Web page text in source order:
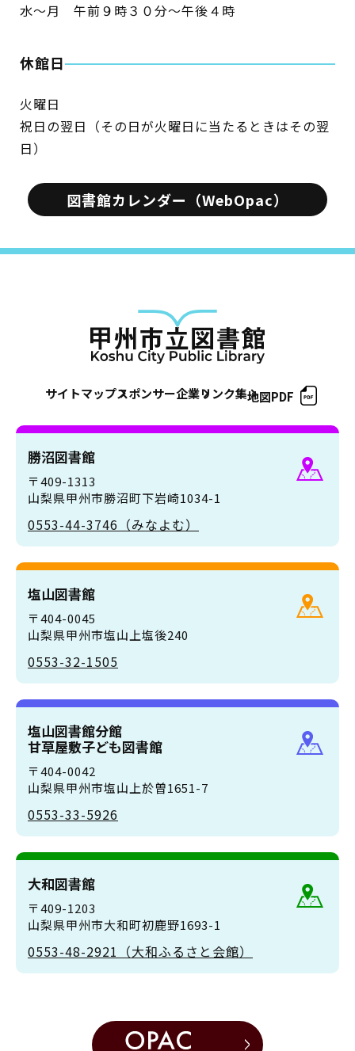
水～月 午前９時３０分～午後４時
休館日
火曜日
祝日の翌日（その日が火曜日に当たるときはその翌
日）
図書館カレンダー（WebOpac）
サイトマップスポンサー企業リンク集地図PDF
勝沼図書館
〒409-1313
山梨県甲州市勝沼町下岩崎1034-1
0553-44-3746（みなよむ）
塩山図書館
〒404-0045
山梨県甲州市塩山上塩後240
0553-32-1505
塩山図書館分館
甘草屋敷子ども図書館
〒404-0042
山梨県甲州市塩山上於曽1651-7
0553-33-5926
大和図書館
〒409-1203
山梨県甲州市大和町初鹿野1693-1
0553-48-2921（大和ふるさと会館）